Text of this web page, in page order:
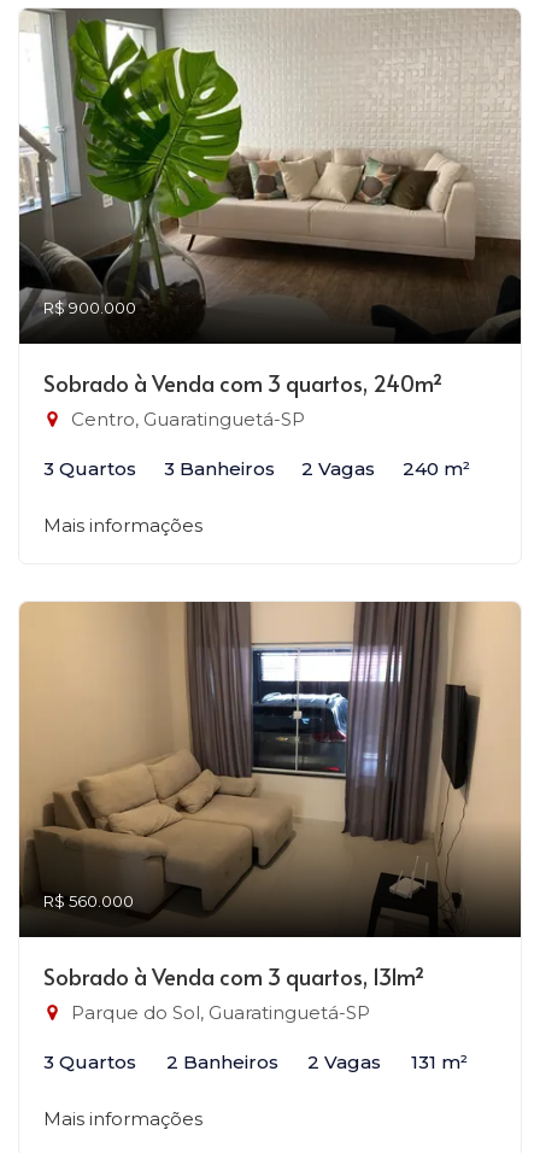
R$ 900.000
Sobrado à Venda com 3 quartos, 240m²
Centro, Guaratinguetá-SP
3 Quartos 3 Banheiros 2 Vagas 240 m²
Mais informações
R$ 560.000
Sobrado à Venda com 3 quartos, 131m²
Parque do Sol, Guaratinguetá-SP
3 Quartos 2 Banheiros 2 Vagas 131 m²
Mais informações